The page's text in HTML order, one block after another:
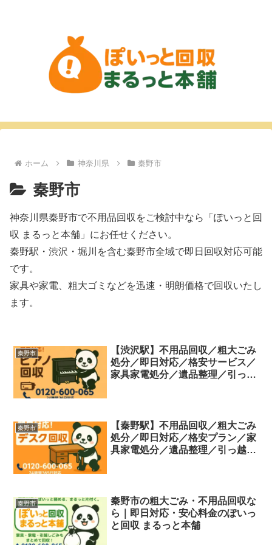
ホーム 神奈川県 秦野市
秦野市
神奈川県秦野市で不用品回収をご検討中なら「ぽいっと回
収 まるっと本舗」にお任せください。
秦野駅・渋沢・堀川を含む秦野市全域で即日回収対応可能
です。
家具や家電、粗大ゴミなどを迅速・明朗価格で回収いたし
ます。
秦野市
【渋沢駅】不用品回収／粗大ごみ
処分／即日対応／格安サービス／
家具家電処分／遺品整理／引っ越
秦野市
【秦野駅】不用品回収／粗大ごみ
処分／即日対応／格安プラン／家
具家電処分／遺品整理／引っ越し
秦野市
秦野市の粗大ごみ・不用品回収な
ら｜即日対応・安心料金のぽいっ
と回収 まるっと本舗